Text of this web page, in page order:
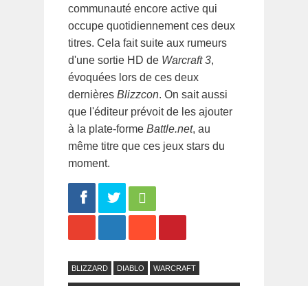
communauté encore active qui
occupe quotidiennement ces deux
titres. Cela fait suite aux rumeurs
d'une sortie HD de Warcraft 3,
évoquées lors de ces deux
dernières Blizzcon. On sait aussi
que l'éditeur prévoit de les ajouter
à la plate-forme Battle.net, au
même titre que ces jeux stars du
moment.
BLIZZARD DIABLO WARCRAFT